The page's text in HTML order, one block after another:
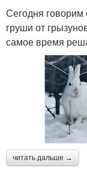
Сегодня говорим
груши от
самое время
читать дальше →